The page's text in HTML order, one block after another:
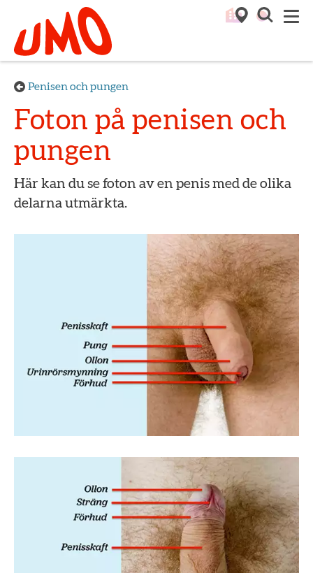
Till startsidan för Umo
Penisen och pungen
Foton på penisen och
pungen
Här kan du se foton av en penis med de olika
delarna utmärkta.